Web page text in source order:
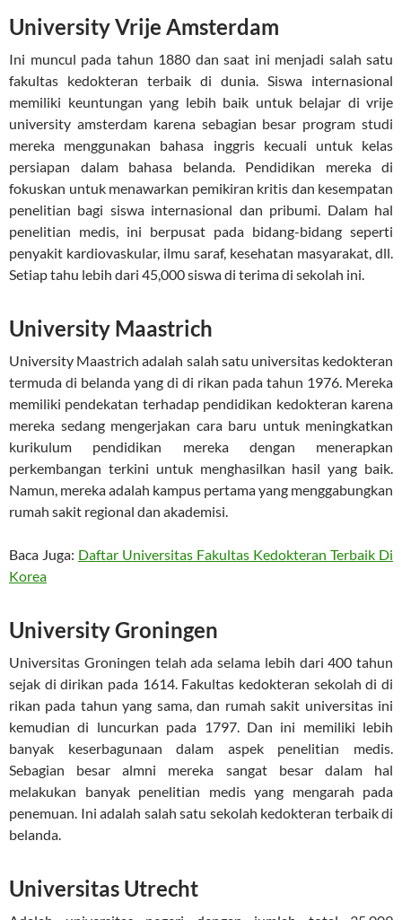
University Vrije Amsterdam
Ini muncul pada tahun 1880 dan saat ini menjadi salah satu
fakultas kedokteran terbaik di dunia. Siswa internasional
memiliki keuntungan yang lebih baik untuk belajar di vrije
university amsterdam karena sebagian besar program studi
mereka menggunakan bahasa inggris kecuali untuk kelas
persiapan dalam bahasa belanda. Pendidikan mereka di
fokuskan untuk menawarkan pemikiran kritis dan kesempatan
penelitian bagi siswa internasional dan pribumi. Dalam hal
penelitian medis, ini berpusat pada bidang-bidang seperti
penyakit kardiovaskular, ilmu saraf, kesehatan masyarakat, dll.
Setiap tahu lebih dari 45,000 siswa di terima di sekolah ini.
University Maastrich
University Maastrich adalah salah satu universitas kedokteran
termuda di belanda yang di di rikan pada tahun 1976. Mereka
memiliki pendekatan terhadap pendidikan kedokteran karena
mereka sedang mengerjakan cara baru untuk meningkatkan
kurikulum pendidikan mereka dengan menerapkan
perkembangan terkini untuk menghasilkan hasil yang baik.
Namun, mereka adalah kampus pertama yang menggabungkan
rumah sakit regional dan akademisi.
Baca Juga: Daftar Universitas Fakultas Kedokteran Terbaik Di
Korea
University Groningen
Universitas Groningen telah ada selama lebih dari 400 tahun
sejak di dirikan pada 1614. Fakultas kedokteran sekolah di di
rikan pada tahun yang sama, dan rumah sakit universitas ini
kemudian di luncurkan pada 1797. Dan ini memiliki lebih
banyak keserbagunaan dalam aspek penelitian medis.
Sebagian besar almni mereka sangat besar dalam hal
melakukan banyak penelitian medis yang mengarah pada
penemuan. Ini adalah salah satu sekolah kedokteran terbaik di
belanda.
Universitas Utrecht